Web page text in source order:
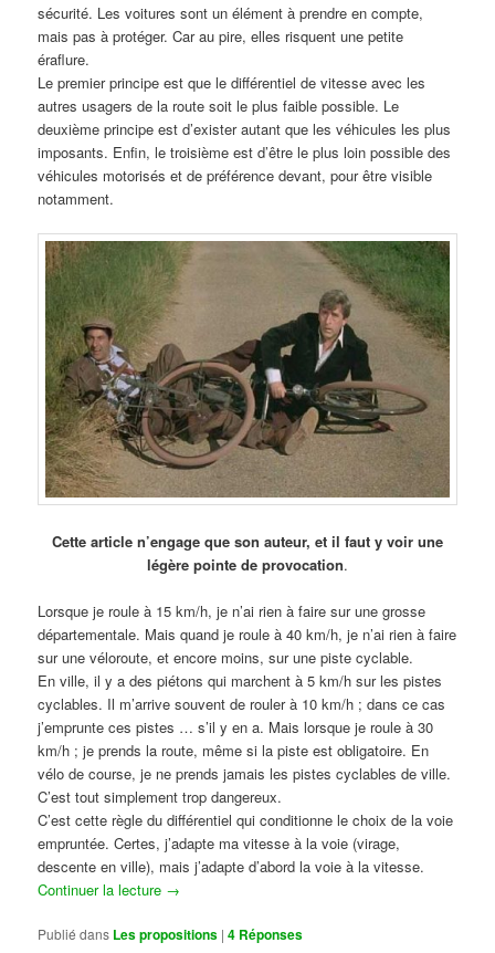
sécurité. Les voitures sont un élément à prendre en compte,
mais pas à protéger. Car au pire, elles risquent une petite
éraflure.
Le premier principe est que le différentiel de vitesse avec les
autres usagers de la route soit le plus faible possible. Le
deuxième principe est d’exister autant que les véhicules les plus
imposants. Enfin, le troisième est d’être le plus loin possible des
véhicules motorisés et de préférence devant, pour être visible
notamment.
Cette article n’engage que son auteur, et il faut y voir une
légère pointe de provocation.
Lorsque je roule à 15 km/h, je n’ai rien à faire sur une grosse
départementale. Mais quand je roule à 40 km/h, je n’ai rien à faire
sur une véloroute, et encore moins, sur une piste cyclable.
En ville, il y a des piétons qui marchent à 5 km/h sur les pistes
cyclables. Il m’arrive souvent de rouler à 10 km/h ; dans ce cas
j’emprunte ces pistes … s’il y en a. Mais lorsque je roule à 30
km/h ; je prends la route, même si la piste est obligatoire. En
vélo de course, je ne prends jamais les pistes cyclables de ville.
C’est tout simplement trop dangereux.
C’est cette règle du différentiel qui conditionne le choix de la voie
empruntée. Certes, j’adapte ma vitesse à la voie (virage,
descente en ville), mais j’adapte d’abord la voie à la vitesse.
Continuer la lecture →
Publié dans Les propositions |4 Réponses